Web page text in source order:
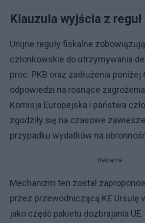
Klauzula wyjścia z
Unijne reguły fiskalne
członkowskie do utrzymywania
proc. PKB oraz zadłużenia poniżej
odpowiedzi na rosnące
Komisja Europejska i państwa
zgodziły się na czasowe
przypadku wydatków na
Reklama
Mechanizm ten został
przez przewodniczącą KE Ursulę
jako część pakietu dozbrajania